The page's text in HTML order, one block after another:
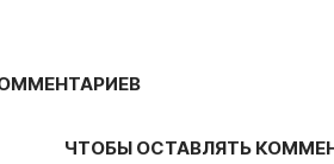
ЧТОБЫ ОСТАВЛЯТЬ